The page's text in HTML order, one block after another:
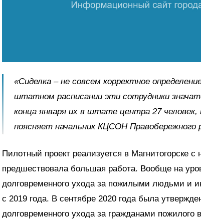
«Сиделка –не совсем корректное
штатном расписании эти сотрудники
конца января их в штате центра 27 человек,
поясняет начальник КЦСОН Правобережного
Пилотный проект реализуется в Магнитогорске с
предшествовала большая работа. Вообще на
долговременного ухода за пожилыми людьми и
с 2019 года. В сентябре 2020 года была
долговременного ухода за гражданами